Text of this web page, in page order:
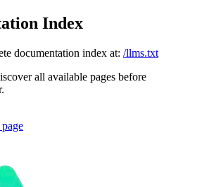
Index
documentation index at: /llms.txt
all available pages before